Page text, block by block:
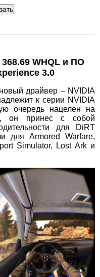
обеспечение
WHQL и ПО
3.0
драйвер – NVIDIA
к серии NVIDIA
очередь нацелен на
он принес с собой
для DiRT
для Armored Warfare,
Simulator, Lost Ark и